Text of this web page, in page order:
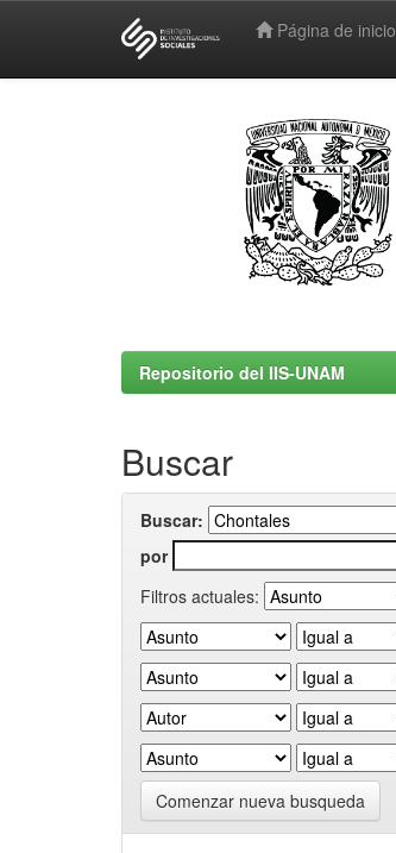
Página de inicio
Repositorio del IIS-UNAM
Buscar
Buscar:
por
Filtros actuales:
Comenzar nueva busqueda